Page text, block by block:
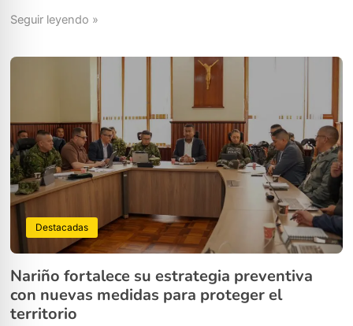
Seguir leyendo »
Destacadas
Nariño fortalece su estrategia preventiva
con nuevas medidas para proteger el
territorio